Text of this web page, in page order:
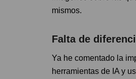
mismos.
Falta de
Ya he comentado la
herramientas de IA y